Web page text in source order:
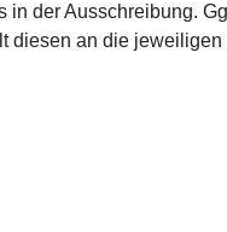
der Ausschrei­bung.
die­sen an die jeweiligen